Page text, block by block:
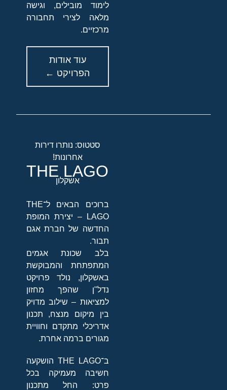
לימוד מובילים, וגישה
מלאה לצירי תחבורה
מרכזיים.
עוד אודות
הפרויקט ←
סטטוס: נותרו דירות
אחרונות!
THE LAGO
אשקלון
ברוכים הבאים ל־THE
LAGO – יצירת המופת
החדשה של חברת אגם
תבור.
בלב שכונת אגמים
המתפתחת והמבוקשת
באשקלון, נולד פרויקט
נדל"ן שהפך מחזון
למציאות – שילוב מדויק
בין מיקום מנצח, תכנון
אדריכלי מתקדם וחוויית
מגורים ברמה אחרת.
ב־THE LAGO הושקעה
חשיבה מעמיקה בכל
פרט: החל מתכנון